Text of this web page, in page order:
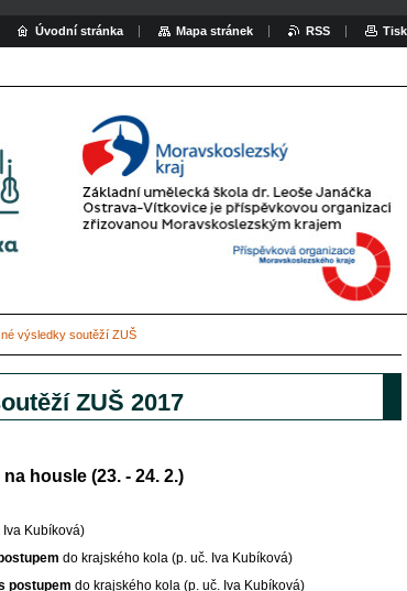
výsledky soutěží ZUŠ
ZUŠ 2017
housle (23. - 24. 2.)
Iva Kubíková)
do krajského kola (p. uč. Iva Kubíková)
postupem do krajského kola (p. uč. Iva Kubíková)
Úvodní stránka Mapa stránek RSS Tisk